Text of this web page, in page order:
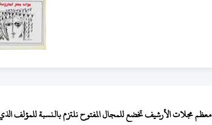
معظم مجلات الأرشيف تخضع للمجال المفتوح نلتزم بالنسبة للمؤلف الذي